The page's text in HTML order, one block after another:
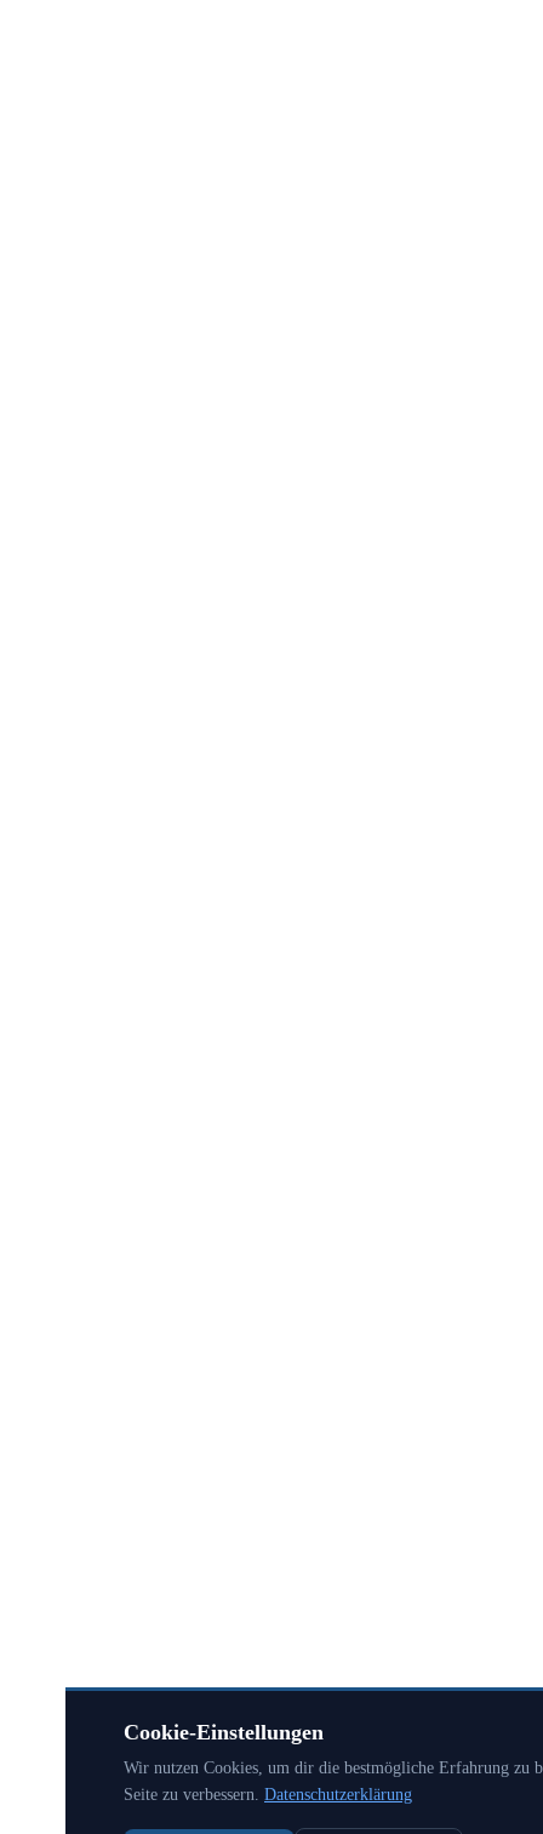
Cookie-Einstellungen
Wir nutzen Cookies, um dir die bestmögliche Erfahrung zu
Seite zu verbessern. Datenschutzerklärung